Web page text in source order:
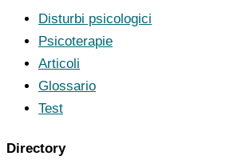
Disturbi psicologici
Psicoterapie
Articoli
Glossario
Test
Directory